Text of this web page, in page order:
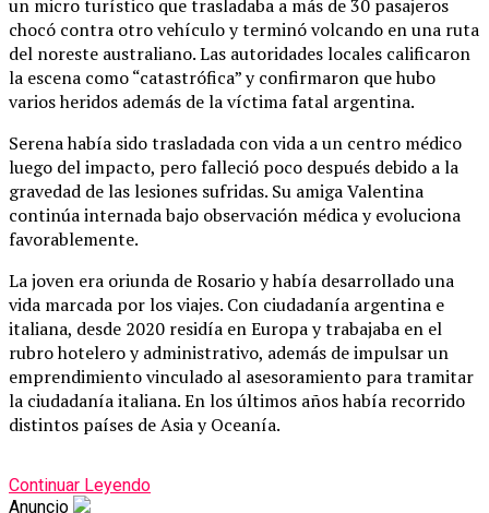
un micro turístico que trasladaba a más de 30 pasajeros
chocó contra otro vehículo y terminó volcando en una ruta
del noreste australiano. Las autoridades locales calificaron
la escena como “catastrófica” y confirmaron que hubo
varios heridos además de la víctima fatal argentina.
Serena había sido trasladada con vida a un centro médico
luego del impacto, pero falleció poco después debido a la
gravedad de las lesiones sufridas. Su amiga Valentina
continúa internada bajo observación médica y evoluciona
favorablemente.
La joven era oriunda de Rosario y había desarrollado una
vida marcada por los viajes. Con ciudadanía argentina e
italiana, desde 2020 residía en Europa y trabajaba en el
rubro hotelero y administrativo, además de impulsar un
emprendimiento vinculado al asesoramiento para tramitar
la ciudadanía italiana. En los últimos años había recorrido
distintos países de Asia y Oceanía.
Continuar Leyendo
Anuncio